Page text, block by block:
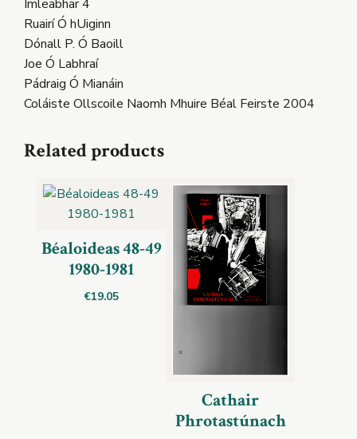
Imleabhar 4
Ruairí Ó hUiginn
Dónall P. Ó Baoill
Joe Ó Labhraí
Pádraig Ó Mianáin
Coláiste Ollscoile Naomh Mhuire Béal Feirste 2004
Related products
Béaloideas 48-49
1980-1981
€19.05
Cathair
Phrotastúnach